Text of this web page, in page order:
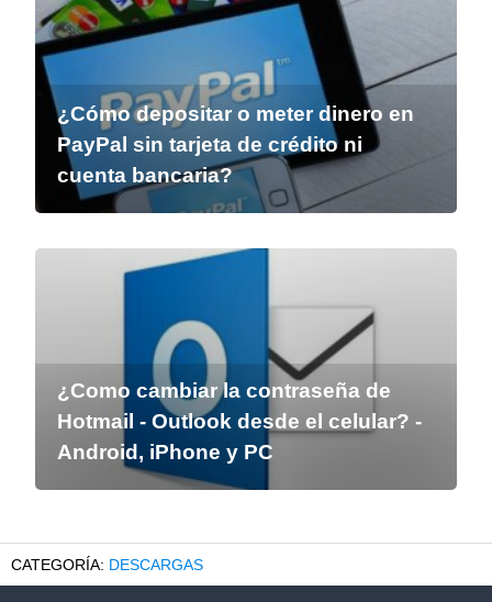
¿Cómo depositar o meter dinero en
PayPal sin tarjeta de crédito ni
cuenta bancaria?
¿Como cambiar la contraseña de
Hotmail - Outlook desde el celular? -
Android, iPhone y PC
DESCARGAS